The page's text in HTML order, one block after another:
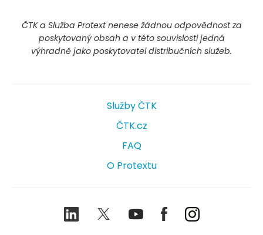
ČTK a Služba Protext nenese žádnou odpovědnost za
poskytovaný obsah a v této souvislosti jedná
výhradně jako poskytovatel distribučních služeb.
Služby ČTK
ČTK.cz
FAQ
O Protextu
LinkedIn TwitterYoutubeFacebookInstagram